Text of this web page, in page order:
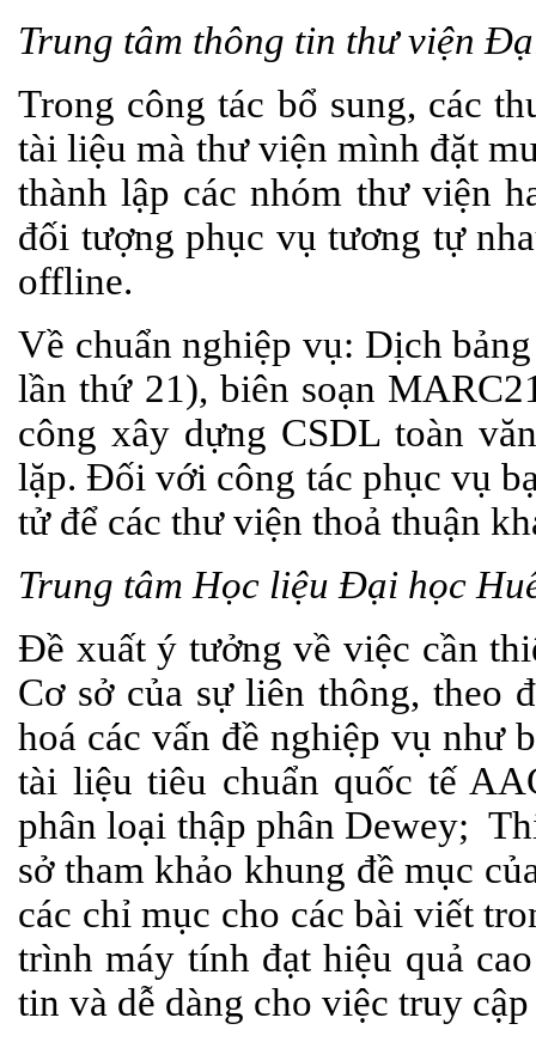
Trung tâm thông tin thư viện
Trong công tác bổ sung, các
tài liệu mà thư viện mình đặt
thành lập các nhóm thư viện
đối tượng phục vụ tương tự
offline.
Về chuẩn nghiệp vụ: Dịch
lần thứ 21), biên soạn
công xây dựng CSDL toàn
lặp. Đối với công tác phục vụ
tử để các thư viện thoả thuận
Trung tâm Học liệu Đại học
Đề xuất ý tưởng về việc cần
Cơ sở của sự liên thông, theo
hoá các vấn đề nghiệp vụ như
tài liệu tiêu chuẩn quốc tế
phân loại thập phân Dewey;
sở tham khảo khung đề mục
các chỉ mục cho các bài viết
trình máy tính đạt hiệu quả
tin và dễ dàng cho việc truy